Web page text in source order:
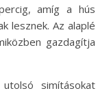
amíg a hús
lesznek. Az alaplé
gazdagítja
simításokat